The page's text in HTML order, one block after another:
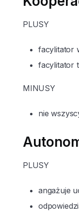
PLUSY
facylitator
facylitator
MINUSY
nie
PLUSY
angażuje